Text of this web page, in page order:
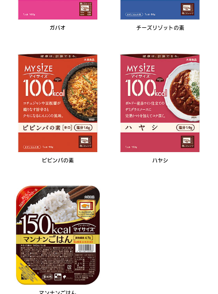
ガパオ チーズリゾットの素
ビビンバの素 ハヤシ